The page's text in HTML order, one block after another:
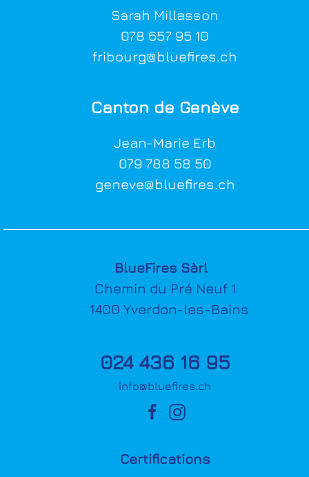
Sarah Millasson
078 657 95 10
fribourg@bluefires.ch
Canton de Genève
Jean-Marie Erb
079 788 58 50
geneve@bluefires.ch
BlueFires Sàrl
Chemin du Pré Neuf 1
1400 Yverdon-les-Bains
024 436 16 95
info@bluefires.ch
Certifications